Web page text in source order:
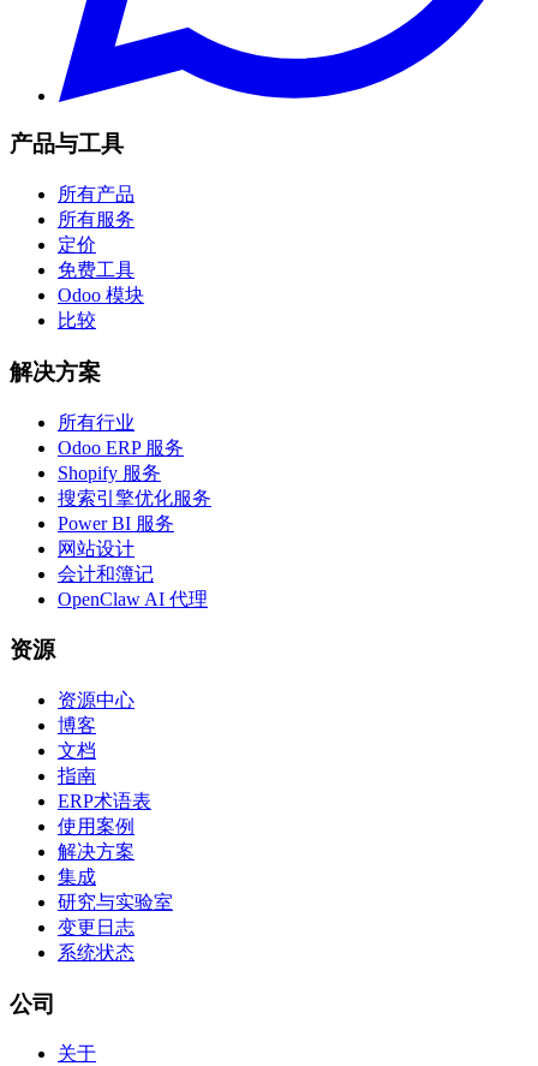
产品与工具
所有产品
所有服务
定价
免费工具
Odoo 模块
比较
解决方案
所有行业
Odoo ERP 服务
Shopify 服务
搜索引擎优化服务
Power BI 服务
网站设计
会计和簿记
OpenClaw AI 代理
资源
资源中心
博客
文档
指南
ERP术语表
使用案例
解决方案
集成
研究与实验室
变更日志
系统状态
公司
关于